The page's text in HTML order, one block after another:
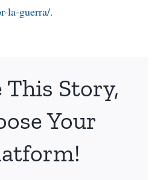
la-guerra/.
This Story,
Your